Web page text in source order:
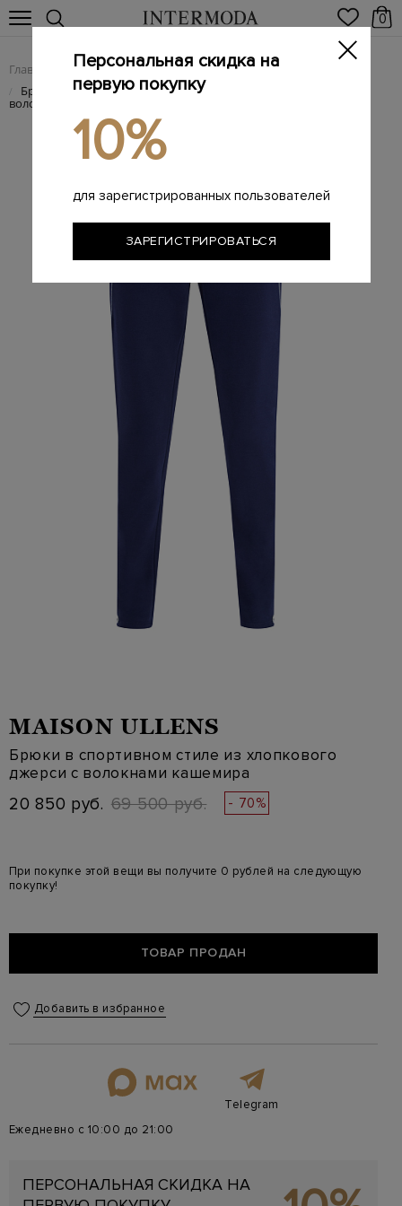
0
Главная Женщинам / Женская одежда / Женские брюки
/ Брюки в спортивном стиле из хлопкового джерси с
волокнами кашемира
MAISON ULLENS
Брюки в спортивном стиле из хлопкового
джерси с волокнами кашемира
20 850 руб. 69 500 руб. - 70%
При покупке этой вещи вы получите 0 рублей на следующую
покупку!
ТОВАР ПРОДАН
Добавить в избранное
Telegram
Ежедневно с 10:00 до 21:00
ПЕРСОНАЛЬНАЯ СКИДКА НА
Персональная скидка на
первую покупку
10%
для зарегистрированных пользователей
ЗАРЕГИСТРИРОВАТЬСЯ